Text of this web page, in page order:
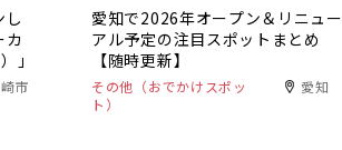
し
カ
」
市
愛知で2026年オープン＆リニュー
アル予定の注目スポットまとめ
【随時更新】
その他（おでかけスポッ
ト）
愛知